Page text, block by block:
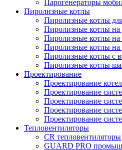
Парогенераторы
Пиролизные котлы
Пиролизные котлы
Пиролизные котлы на
Пиролизные котлы на
Пиролизные котлы на
Пиролизные котлы с
Пиролизные котлы
Проектирование
Проектирование
Проектирование
Проектирование
Проектирование
Проектирование
Тепловентиляторы
CR тепловентиляторы
GUARD PRO